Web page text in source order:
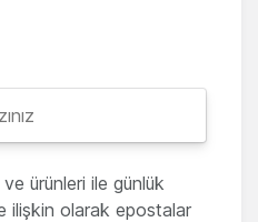
ürünleri ile günlük
ilişkin olarak epostalar